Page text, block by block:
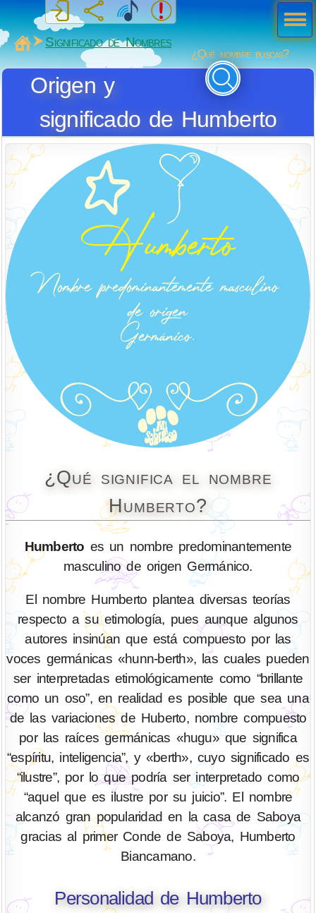
MiSabueso
Significado de Nombres
¿Qué nombre buscas?
Origen y
significado de Humberto
¿Qué significa el nombre
Humberto?
Humberto es un nombre predominantemente
masculino de origen Germánico.
El nombre Humberto plantea diversas teorías
respecto a su etimología, pues aunque algunos
autores insinúan que está compuesto por las
voces germánicas «hunn-berth», las cuales pueden
ser interpretadas etimológicamente como “brillante
como un oso”, en realidad es posible que sea una
de las variaciones de Huberto, nombre compuesto
por las raíces germánicas «hugu» que significa
“espíritu, inteligencia”, y «berth», cuyo significado es
“ilustre”, por lo que podría ser interpretado como
“aquel que es ilustre por su juicio”. El nombre
alcanzó gran popularidad en la casa de Saboya
gracias al primer Conde de Saboya, Humberto
Biancamano.
Personalidad de Humberto
Men
ú